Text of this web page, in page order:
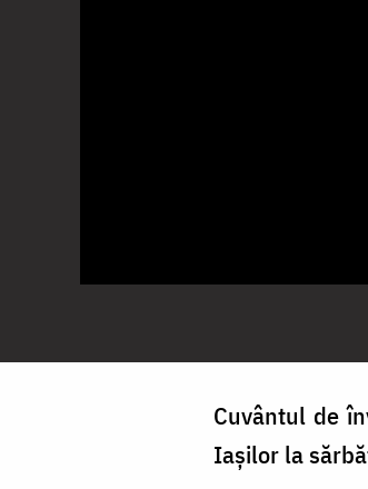
Cuvântul de
Iașilor la